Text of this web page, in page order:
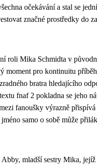
očekávání a stal se
značné prostředky do
roli Mika Schmidta v
moment pro kontinuitu
bratra hledajícího
fnaf 2 pokladna se jeho
fanoušky výrazně
samo o sobě může
mladší sestry Mika,